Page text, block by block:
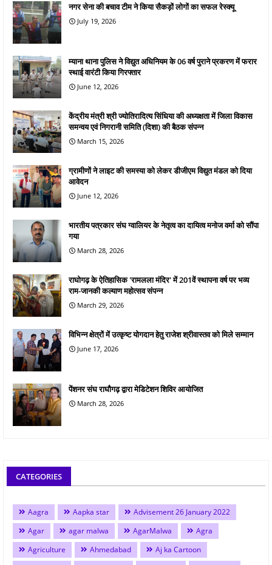
नगर सेना की बचाव टीम ने किया सैकड़ों लोगों का सफल रेस्क्यू
July 19, 2026
म्याना थाना पुलिस ने विद्युत अधिनियम के 06 वर्ष पुराने प्रकरण में फरार
स्थाई वारंटी किया गिरफ्तार
June 12, 2026
केंद्रीय मंत्री श्री ज्योतिरादित्य सिंधिया की अध्यक्षता में जिला विकास
समन्वय एवं निगरानी समिति (दिशा) की बैठक संपन्न
March 15, 2026
ग्रामीणों ने लाइट की समस्या को लेकर डीजीएम विद्युत मंडल को दिया
आवेदन
June 12, 2026
भारतीय पत्रकार संघ ग्वालियर के नेतृत्व का दायित्व मनोज वर्मा को सौंपा
गया
March 28, 2026
राघोगढ़ के ऐतिहासिक 'रामलला मंदिर' में 201वें स्थापना वर्ष पर भव्य
राम-जानकी कल्याण महोत्सव संपन्न
March 29, 2026
विभिन्न क्षेत्रों में उत्कृष्ट योगदान हेतु राजेश श्रीवास्तव को मिले सम्मान
June 17, 2026
पेंशनर संघ राघौगढ़ द्वारा मेडिटेशन शिविर आयोजित
March 28, 2026
CATEGORIES
Aagra Aapka star
Advisement 26 January 2022
Agar
agar malwa AgarMalwa
Agra
Agriculture
Ahmedabad
Aj ka Cartoon